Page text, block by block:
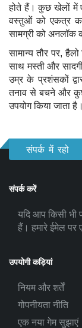
होते हैं। कुछ खेलों में
वस्तुओं को एकत्र
सामग्री को
सामान्य तौर पर,
साथ मस्ती और
उम्र के प्रशंसकों
तनाव से बचने और
उपयोग किया जाता है।
संपर्क में रहो
संपर्क करें
यदि आप किसी
हैं। हमारे ईमेल
उपयोगी कड़ियां
नियम और शर्तें
गोपनीयता नीति
एक नया गेम सुझाएं